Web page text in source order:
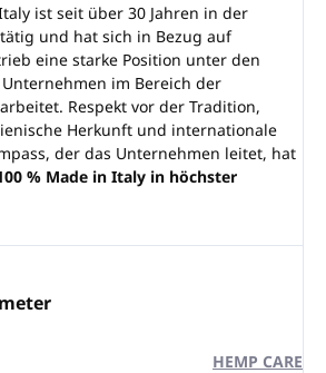
ist seit über 30 Jahren in der
und hat sich in Bezug auf
eine starke Position unter den
im Bereich der
Respekt vor der Tradition,
Herkunft und internationale
der das Unternehmen leitet, hat
% Made in Italy in höchster
HEMP CARE